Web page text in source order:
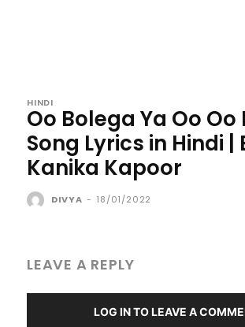
HINDI
Oo Bolega Ya Oo Oo
Song Lyrics in Hindi |
Kanika Kapoor
DIVYA - 18/01/2022
LEAVE A REPLY
LOG IN TO LEAVE A